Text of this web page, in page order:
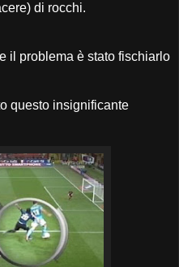
di rocchi.
il problema è stato fischiarlo
questo insignificante